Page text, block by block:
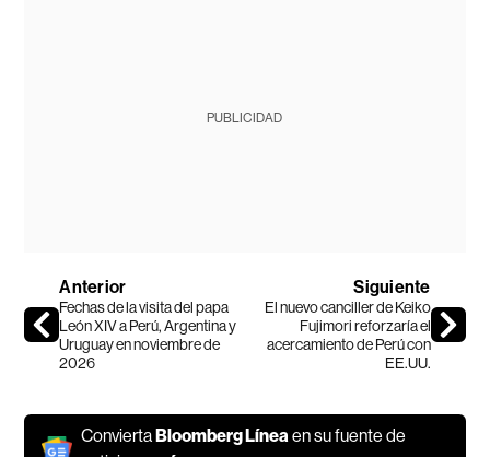
PUBLICIDAD
Anterior
Fechas de la visita del papa
León XIV a Perú, Argentina y
Uruguay en noviembre de
2026
Siguiente
El nuevo canciller de Keiko
Fujimori reforzaría el
acercamiento de Perú con
EE.UU.
ConviertaBloomberg Línea en su fuente de